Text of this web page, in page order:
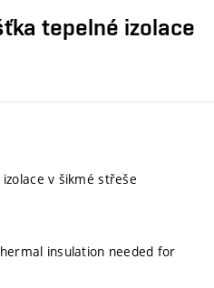
tepelné izolace
v šikmé střeše
insulation needed for